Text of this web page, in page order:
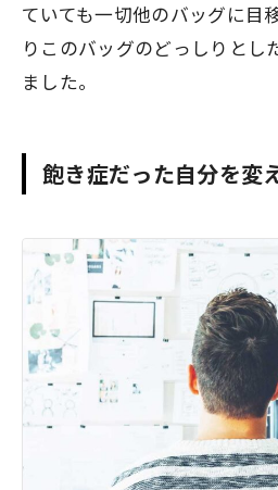
ていても一切他のバッグに目
りこのバッグのどっしりとし
ました。
飽き症だった自分を変